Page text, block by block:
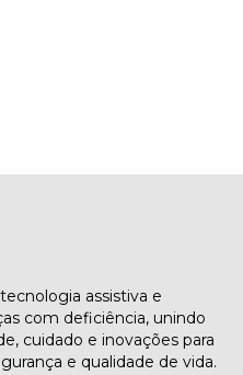
assistiva e
com deficiência, unindo
cuidado e inovações para
e qualidade de vida.